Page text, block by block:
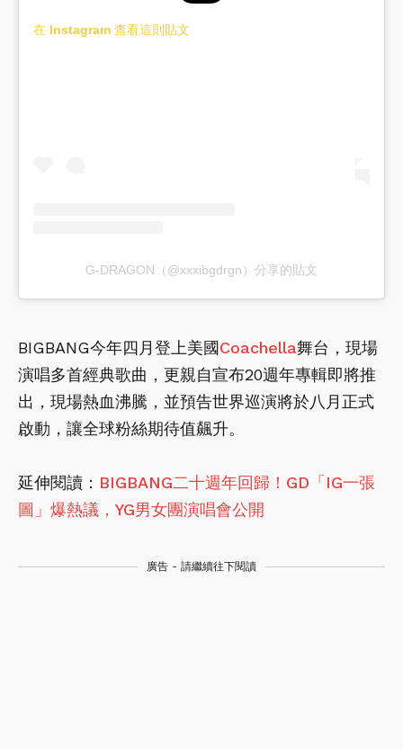
在 Instagram 查看這則貼文
G-DRAGON（@xxxibgdrgn）分享的貼文
BIGBANG今年四月登上美國Coachella舞台，現場
演唱多首經典歌曲，更親自宣布20週年專輯即將推
出，現場熱血沸騰，並預告世界巡演將於八月正式
啟動，讓全球粉絲期待值飆升。
延伸閱讀： BIGBANG二十週年回歸！GD「IG一張
圖」爆熱議，YG男女團演唱會公開
廣告 - 請繼續往下閱讀